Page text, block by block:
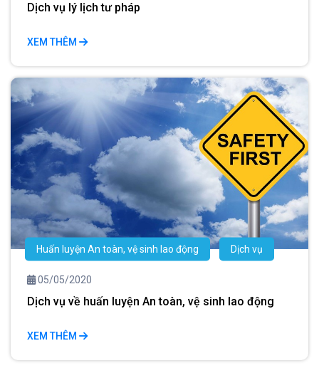
Dịch vụ lý lịch tư pháp
XEM THÊM
Huấn luyện An toàn, vệ sinh lao động Dịch vụ
05/05/2020
Dịch vụ về huấn luyện An toàn, vệ sinh lao động
XEM THÊM